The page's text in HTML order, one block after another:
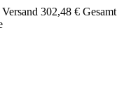
302,48 € Gesamt